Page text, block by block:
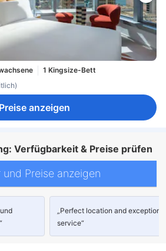
1 Kingsize-Bett
Preise anzeigen
Verfügbarkeit & Preise prüfen
und Preise anzeigen
„Perfect location and exceptional
service“